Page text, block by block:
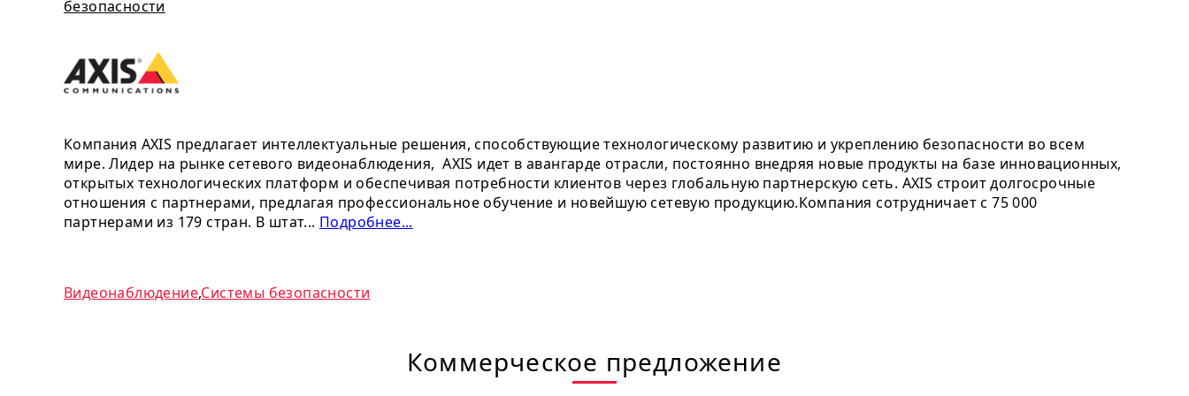
безопасности
Компания AXIS предлагает интеллектуальные решения, способствующие технологическому развитию и укреплению безопасности во всем
мире. Лидер на рынке сетевого видеонаблюдения, AXIS идет в авангарде отрасли, постоянно внедряя новые продукты на базе инновационных,
открытых технологических платформ и обеспечивая потребности клиентов через глобальную партнерскую сеть. AXIS строит долгосрочные
отношения с партнерами, предлагая профессиональное обучение и новейшую сетевую продукцию.Компания сотрудничает с 75 000
партнерами из 179 стран. В штат... Подробнее...
Видеонаблюдение,Системы безопасности
Коммерческое предложение